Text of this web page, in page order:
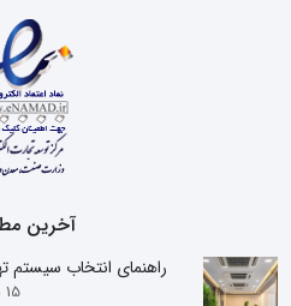
آخرین
راهنمای انتخاب سیستم
15 مرداد 1405